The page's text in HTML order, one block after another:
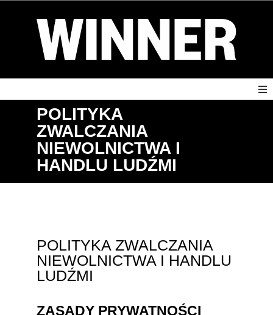
POLITYKA
ZWALCZANIA
NIEWOLNICTWA I
HANDLU LUDŹMI
POLITYKA ZWALCZANIA
NIEWOLNICTWA I HANDLU
LUDŹMI
ZASADY PRYWATNOŚCI